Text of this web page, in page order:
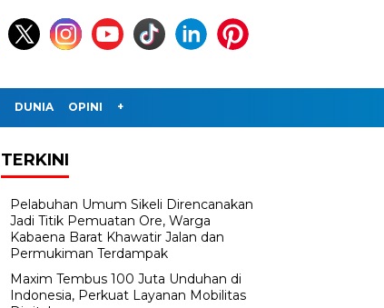
DUNIA OPINI +
TERKINI
Pelabuhan Umum Sikeli Direncanakan
Jadi Titik Pemuatan Ore, Warga
Kabaena Barat Khawatir Jalan dan
Permukiman Terdampak
Maxim Tembus 100 Juta Unduhan di
Indonesia, Perkuat Layanan Mobilitas